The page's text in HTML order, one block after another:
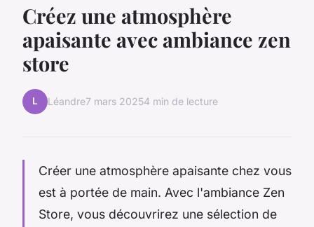
Créez une atmosphère
apaisante avec ambiance zen
store
L Léandre7 mars 20254 min de lecture
Créer une atmosphère apaisante chez vous
est à portée de main. Avec l'ambiance Zen
Store, vous découvrirez une sélection de